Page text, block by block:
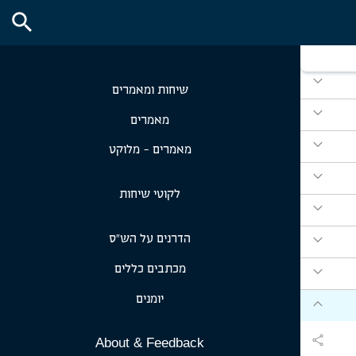
search
שיחות ומאמרים
מאמרים
מאמרים - מלוקט
לקוטי שיחות
הדרנים על הש״ס
מכתבים כללים
יומנים
About & Feedback
expand_more
expand_more
expand_more
expand_more
expand_more
expand_more
expand_more
expand_more
expand_more
share